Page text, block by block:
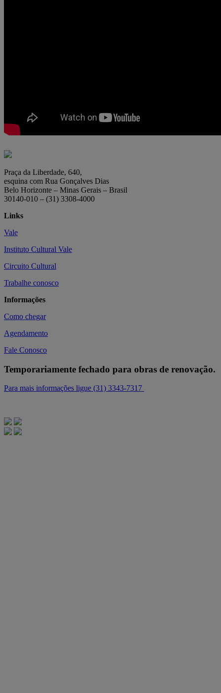
Praça da Liberdade, 640,
esquina com Rua Gonçalves Dias
Belo Horizonte – Minas Gerais – Brasil
30140-010 – (31) 3308-4000
Links
Vale
Instituto Cultural Vale
Circuito Cultural
Trabalhe conosco
Informações
Como chegar
Agendamento
Fale Conosco
Temporariamente fechado para obras de renovação.
Para mais informações ligue (31) 3343-7317